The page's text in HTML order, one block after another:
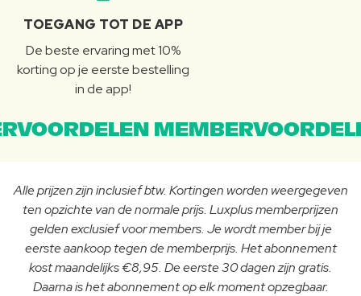
TOEGANG TOT DE APP
De beste ervaring met 10%
korting op je eerste bestelling
in de app!
Alle prijzen zijn inclusief btw. Kortingen worden weergegeven
ten opzichte van de normale prijs. Luxplus memberprijzen
gelden exclusief voor members. Je wordt member bij je
eerste aankoop tegen de memberprijs. Het abonnement
kost maandelijks €8,95. De eerste 30 dagen zijn gratis.
Daarna is het abonnement op elk moment opzegbaar.